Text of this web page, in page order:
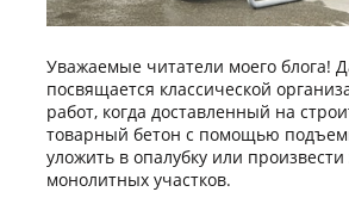
Уважаемые читатели моего блога!
посвящается классической
работ, когда доставленный на
товарный бетон с помощью
уложить в опалубку или произвести
монолитных участков.